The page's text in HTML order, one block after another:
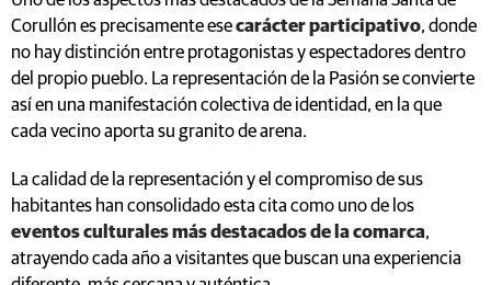
Corullón es precisamente esecarácter participativo, donde
no hay distinción entre protagonistas y espectadores dentro
del propio pueblo. La representación de la Pasión se convierte
así en una manifestación colectiva de identidad, en la que
cada vecino aporta su granito de arena.
La calidad de la representación y el compromiso de sus
habitantes han consolidado esta cita como uno de los
eventos culturales más destacados de la comarca,
atrayendo cada año a visitantes que buscan una experiencia